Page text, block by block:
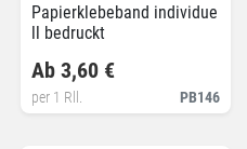
Papierklebeband individue
ll bedruckt
PB146
Ab 3,60 €
per 1 Rll.